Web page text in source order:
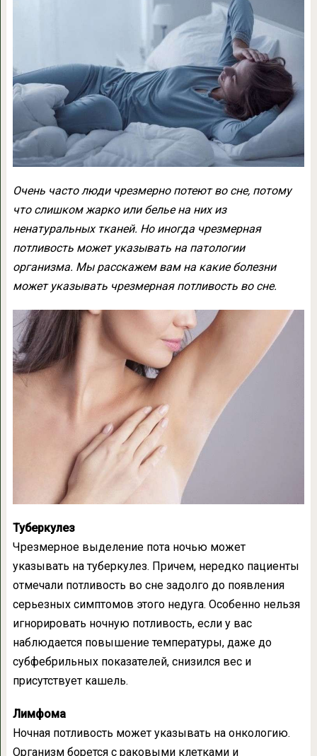
Очень часто люди чрезмерно потеют во сне, потому
что слишком жарко или белье на них из
ненатуральных тканей. Но иногда чрезмерная
потливость может указывать на патологии
организма. Мы расскажем вам на какие болезни
может указывать чрезмерная потливость во сне.
Туберкулез
Чрезмерное выделение пота ночью может
указывать на туберкулез. Причем, нередко пациенты
отмечали потливость во сне задолго до появления
серьезных симптомов этого недуга. Особенно нельзя
игнорировать ночную потливость, если у вас
наблюдается повышение температуры, даже до
субфебрильных показателей, снизился вес и
присутствует кашель.
Лимфома
Ночная потливость может указывать на онкологию.
Организм борется с раковыми клетками и